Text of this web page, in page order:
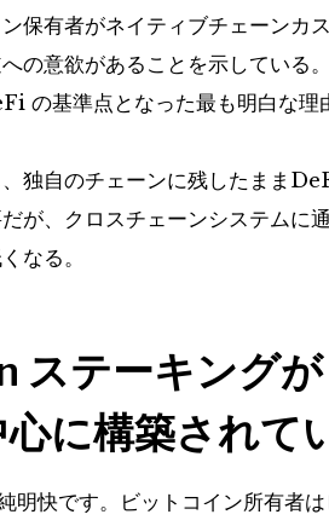
保有者がネイティブチェーンカ
の意欲があることを示している
の基準点となった最も明白な理
独自のチェーンに残したまま
が、クロスチェーンシステムに
なる。
ステーキング
に構築されて
快です。ビットコイン所有者